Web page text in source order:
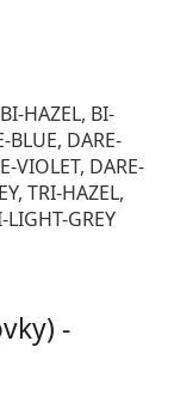
sú šošovky
šošoviek
Multi-Purpose
Adore z
si
kontaktné
HAZEL, BI-
BLUE, DARE-
VIOLET, DARE-
TRI-HAZEL,
LIGHT-GREY
-